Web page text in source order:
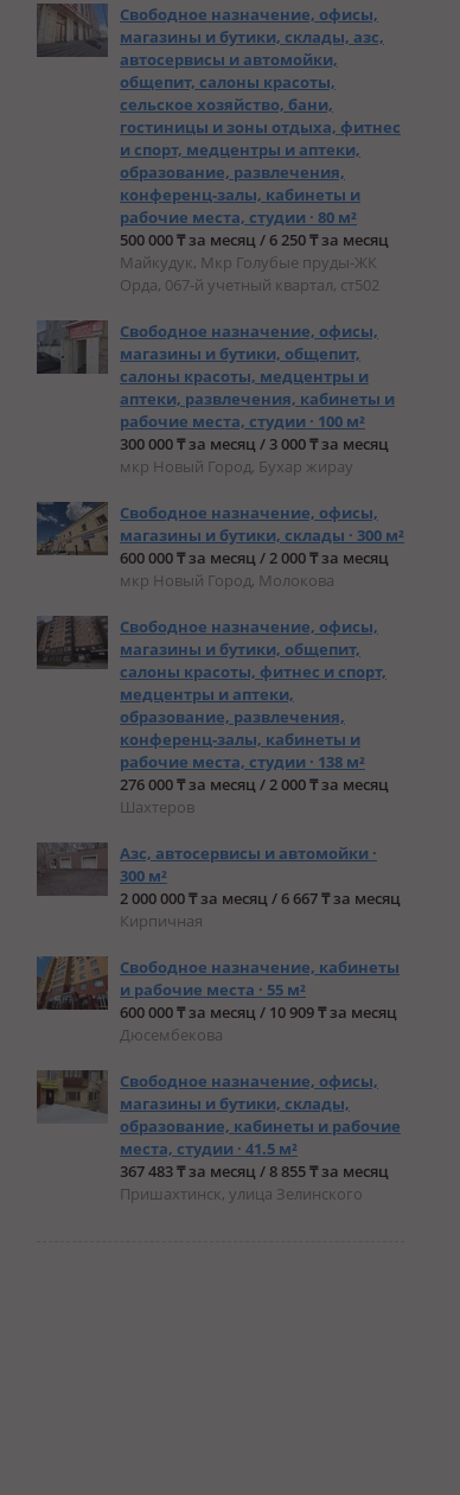
Свободное назначение, офисы,
магазины и бутики, склады, азс,
автосервисы и автомойки,
общепит, салоны красоты,
сельское хозяйство, бани,
гостиницы и зоны отдыха, фитнес
и спорт, медцентры и аптеки,
образование, развлечения,
конференц-залы, кабинеты и
рабочие места, студии · 80 м²
500 000 ₸ за месяц / 6 250 ₸ за месяц
Майкудук, Мкр Голубые пруды-ЖК
Орда, 067-й учетный квартал, ст502
Свободное назначение, офисы,
магазины и бутики, общепит,
салоны красоты, медцентры и
аптеки, развлечения, кабинеты и
рабочие места, студии · 100 м²
300 000 ₸ за месяц / 3 000 ₸ за месяц
мкр Новый Город, Бухар жирау
Свободное назначение, офисы,
магазины и бутики, склады · 300 м²
600 000 ₸ за месяц / 2 000 ₸ за месяц
мкр Новый Город, Молокова
Свободное назначение, офисы,
магазины и бутики, общепит,
салоны красоты, фитнес и спорт,
медцентры и аптеки,
образование, развлечения,
конференц-залы, кабинеты и
рабочие места, студии · 138 м²
276 000 ₸ за месяц / 2 000 ₸ за месяц
Шахтеров
Азс, автосервисы и автомойки ·
300 м²
2 000 000 ₸ за месяц / 6 667 ₸ за месяц
Кирпичная
Свободное назначение, кабинеты
и рабочие места · 55 м²
600 000 ₸ за месяц / 10 909 ₸ за месяц
Дюсембекова
Свободное назначение, офисы,
магазины и бутики, склады,
образование, кабинеты и рабочие
места, студии · 41.5 м²
367 483 ₸ за месяц / 8 855 ₸ за месяц
Пришахтинск, улица Зелинского